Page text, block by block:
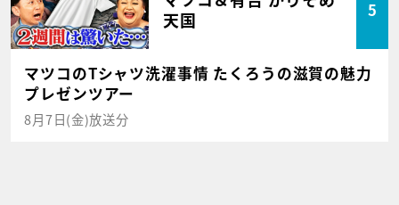
天国
5
マツコのTシャツ洗濯事情 たくろうの滋賀の魅力
プレゼンツアー
8月7日(金)放送分